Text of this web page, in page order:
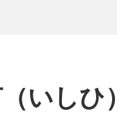
いしひ）